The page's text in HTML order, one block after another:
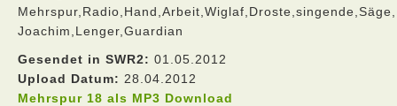
Joachim,Lenger,Guardian
Gesendet in SWR2: 01.05.2012
Upload Datum: 28.04.2012
Mehrspur 18 als MP3 Download